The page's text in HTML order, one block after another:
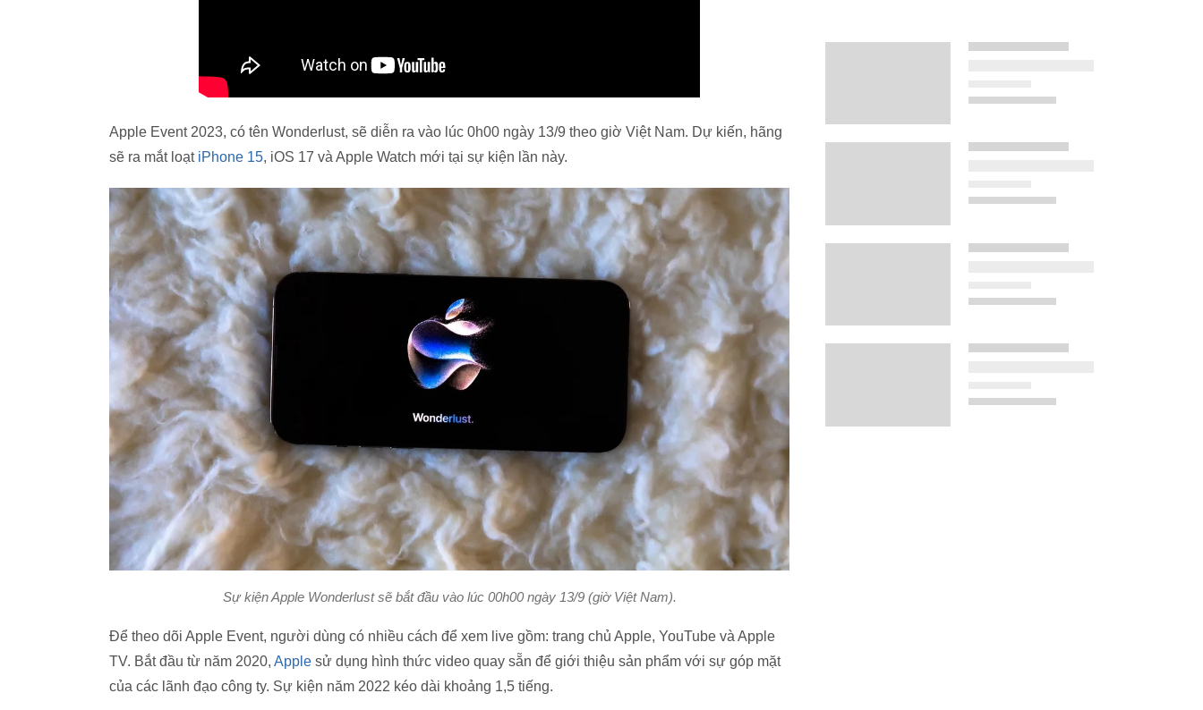
Apple Event 2023, có tên Wonderlust, sẽ diễn ra vào lúc 0h00 ngày 13/9 theo giờ Việt Nam. Dự kiến, hãng
sẽ ra mắt loạt iPhone 15, iOS 17 và Apple Watch mới tại sự kiện lần này.
Sự kiện Apple Wonderlust sẽ bắt đầu vào lúc 00h00 ngày 13/9 (giờ Việt Nam).
Để theo dõi Apple Event, người dùng có nhiều cách để xem live gồm: trang chủ Apple, YouTube và Apple
TV. Bắt đầu từ năm 2020, Apple sử dụng hình thức video quay sẵn để giới thiệu sản phẩm với sự góp mặt
của các lãnh đạo công ty. Sự kiện năm 2022 kéo dài khoảng 1,5 tiếng.